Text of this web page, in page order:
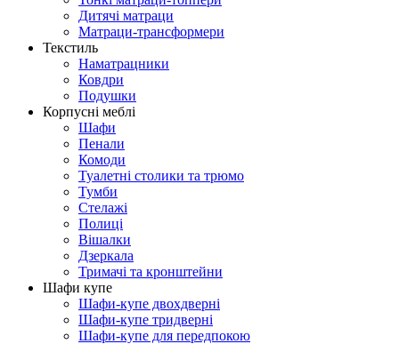
Дитячі матраци
Матраци-трансформери
Текстиль
Наматрацники
Ковдри
Подушки
Корпусні меблі
Шафи
Пенали
Комоди
Туалетні столики та трюмо
Тумби
Стелажі
Полиці
Вішалки
Дзеркала
Тримачі та кронштейни
Шафи купе
Шафи-купе двохдверні
Шафи-купе тридверні
Шафи-купе для передпокою